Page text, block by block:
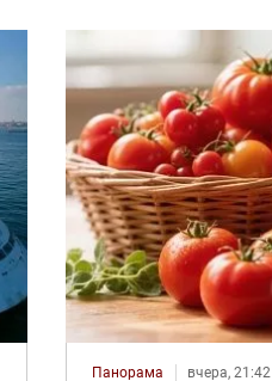
Панорама вчера, 21:42